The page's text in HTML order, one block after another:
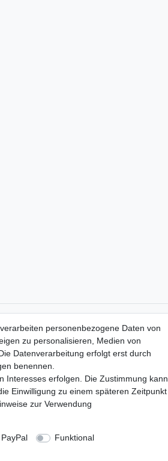
Impressum Datenschutzerklärung
personenbezogene Daten von
zu personalisieren, Medien von
Datenverarbeitung erfolgt erst durch
benennen.
Interesses erfolgen. Die Zustimmung kann
Einwilligung zu einem späteren Zeitpunkt
zur Verwendung
PayPal
Funktional